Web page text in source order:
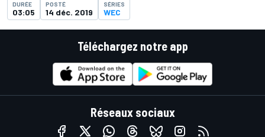
DURÉE
03:05
POSTÉ
14 déc. 2019
SÉRIES
WEC
Téléchargez notre app
Réseaux sociaux